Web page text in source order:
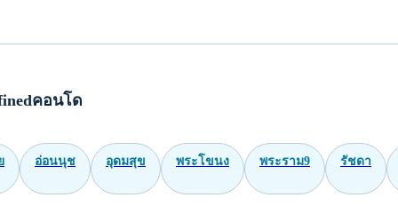
คอนโด
อ่อนนุช อุดมสุข พระโขนง พระราม9 รัชดา